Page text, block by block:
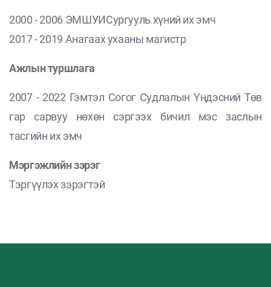
2000 - 2006 ЭМШУИСургууль хүний их эмч
2017 - 2019 Анагаах ухааны магистр
Ажлын туршлага
2007 - 2022 Гэмтэл Согог Судлалын Үндэсний Төв
гар сарвуу нөхөн сэргээх бичил мэс заслын
тасгийн их эмч
Мэргэжлийн зэрэг
Тэргүүлэх зэрэгтэй